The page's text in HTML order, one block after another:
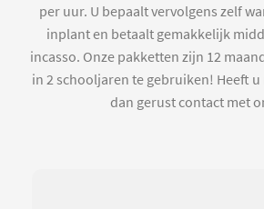
per uur. U bepaalt vervolgens zelf
inplant en betaalt gemakkelijk
incasso. Onze pakketten zijn 12
in 2 schooljaren te gebruiken! Heeft u
dan gerust contact met